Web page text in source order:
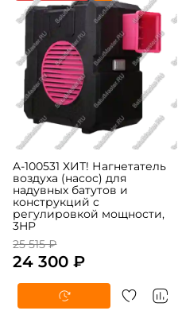
A-100531 ХИТ! Нагнетатель
воздуха (насос) для
надувных батутов и
конструкций c
регулировкой мощности,
3HP
25 515 ₽
24 300 ₽